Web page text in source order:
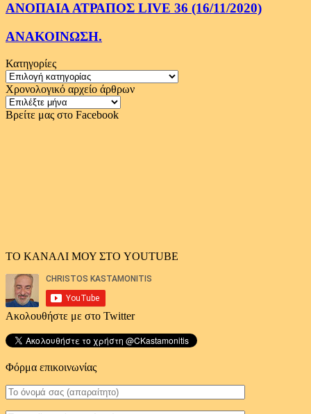
ΑΝΟΠΑΙΑ ΑΤΡΑΠΟΣ LIVE 36 (16/11/2020)
ΑΝΑΚΟΙΝΩΣΗ.
Κατηγορίες
Κατηγορίες
Χρονολογικό αρχείο άρθρων
Χρονολογικό
αρχείο
Βρείτε μας στο Facebook
ΤΟ ΚΑΝΑΛΙ ΜΟΥ ΣΤΟ YOUTUBE
Ακολουθήστε με στο Twitter
Φόρμα επικοινωνίας